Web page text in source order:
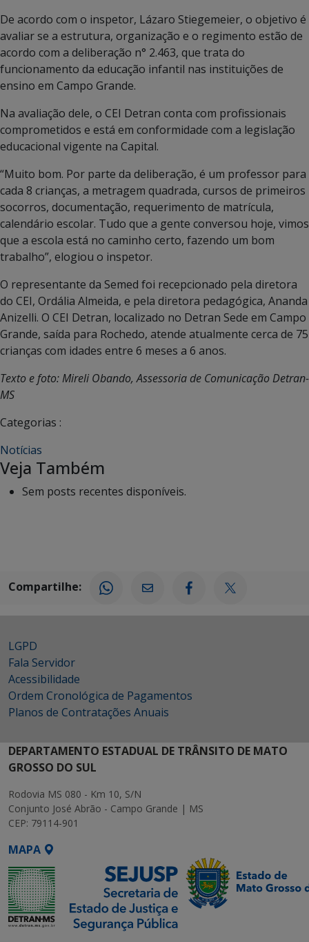
De acordo com o inspetor, Lázaro Stiegemeier, o objetivo é
avaliar se a estrutura, organização e o regimento estão de
acordo com a deliberação n° 2.463, que trata do
funcionamento da educação infantil nas instituições de
ensino em Campo Grande.
Na avaliação dele, o CEI Detran conta com profissionais
comprometidos e está em conformidade com a legislação
educacional vigente na Capital.
“Muito bom. Por parte da deliberação, é um professor para
cada 8 crianças, a metragem quadrada, cursos de primeiros
socorros, documentação, requerimento de matrícula,
calendário escolar. Tudo que a gente conversou hoje, vimos
que a escola está no caminho certo, fazendo um bom
trabalho”, elogiou o inspetor.
O representante da Semed foi recepcionado pela diretora
do CEI, Ordália Almeida, e pela diretora pedagógica, Ananda
Anizelli. O CEI Detran, localizado no Detran Sede em Campo
Grande, saída para Rochedo, atende atualmente cerca de 75
crianças com idades entre 6 meses a 6 anos.
Texto e foto: Mireli Obando, Assessoria de Comunicação Detran-
MS
Categorias :
Notícias
Veja Também
Sem posts recentes disponíveis.
Compartilhe:
LGPD
Fala Servidor
Acessibilidade
Ordem Cronológica de Pagamentos
Planos de Contratações Anuais
DEPARTAMENTO ESTADUAL DE TRÂNSITO DE MATO
GROSSO DO SUL
Rodovia MS 080 - Km 10, S/N
Conjunto José Abrão - Campo Grande | MS
CEP: 79114-901
MAPA